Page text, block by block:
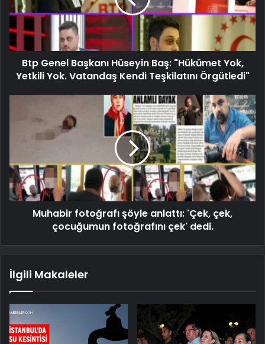
Btp Genel Başkanı Hüseyin Baş: "Hükümet Yok,
Yetkili Yok. Vatandaş Kendi Teşkilatını Örgütledi"
Muhabir fotoğrafı şöyle anlattı: 'Çek, çek,
çocuğumun fotoğrafını çek' dedi.
İlgili Makaleler